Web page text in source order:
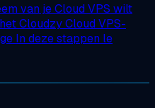
van je Cloud VPS wilt
Cloudzy Cloud VPS-
In deze stappen le